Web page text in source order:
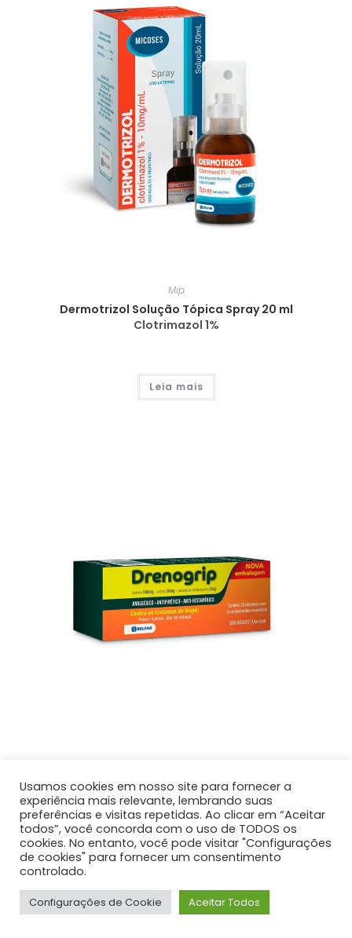
Mip
Dermotrizol Solução Tópica Spray 20 ml
Clotrimazol 1%
Leia mais
Drenogrip 20 Blisters com 6 comp.
Cafeína 30mg + maleato de clorfeniramina 2mg +
dipirona 500mg
Usamos cookies em nosso site para fornecer a
experiência mais relevante, lembrando suas
preferências e visitas repetidas. Ao clicar em “Aceitar
todos”, você concorda com o uso de TODOS os
cookies. No entanto, você pode visitar "Configurações
de cookies" para fornecer um consentimento
controlado.
Configurações de Cookie Aceitar Todos